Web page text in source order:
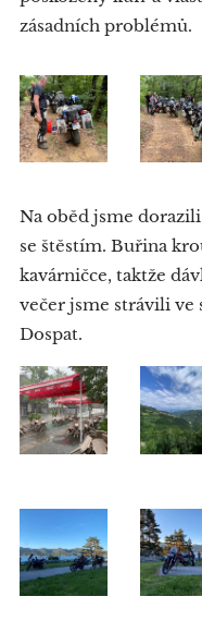
zásadních problémů.
Na oběd jsme
se štěstím. Buřina
kavárničce, taktže
večer jsme strávili ve
Dospat.